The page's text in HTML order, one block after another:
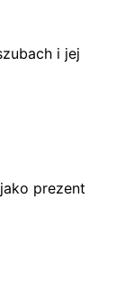
i jej
prezent